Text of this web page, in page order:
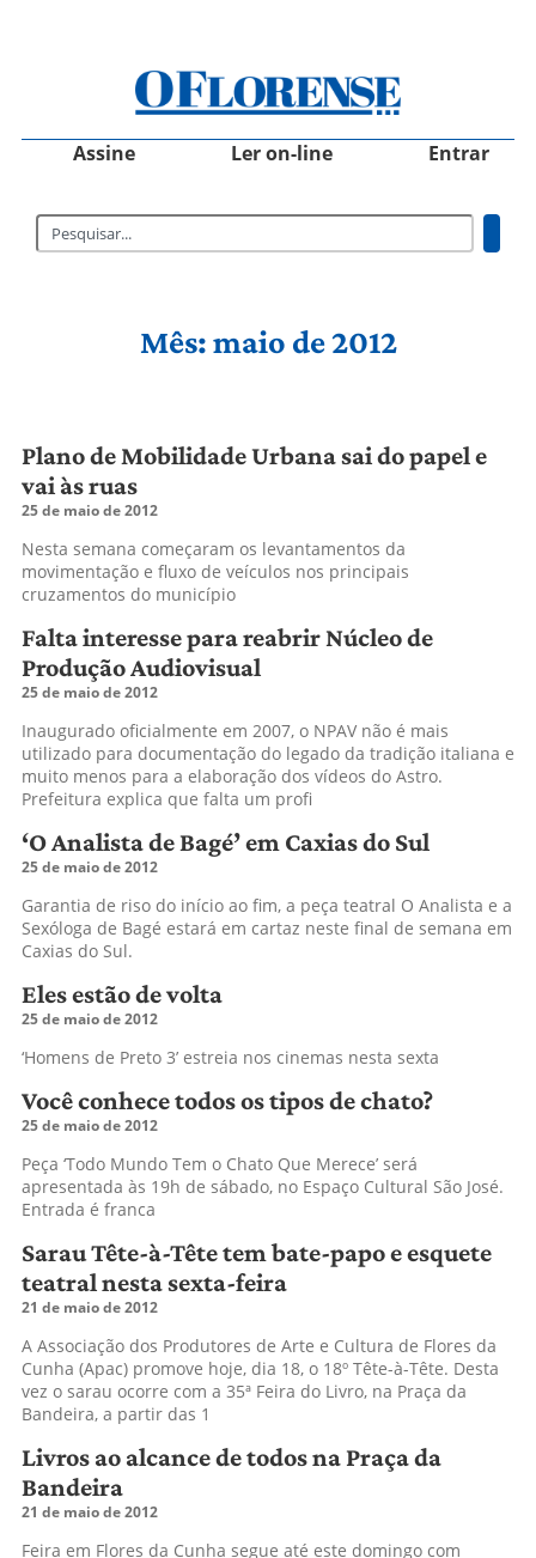
Assine Ler on-line Entrar
Mês: maio de 2012
Plano de Mobilidade Urbana sai do papel e
vai às ruas
25 de maio de 2012
Nesta semana começaram os levantamentos da
movimentação e fluxo de veículos nos principais
cruzamentos do município
Falta interesse para reabrir Núcleo de
Produção Audiovisual
25 de maio de 2012
Inaugurado oficialmente em 2007, o NPAV não é mais
utilizado para documentação do legado da tradição italiana e
muito menos para a elaboração dos vídeos do Astro.
Prefeitura explica que falta um profi
‘O Analista de Bagé’ em Caxias do Sul
25 de maio de 2012
Garantia de riso do início ao fim, a peça teatral O Analista e a
Sexóloga de Bagé estará em cartaz neste final de semana em
Caxias do Sul.
Eles estão de volta
25 de maio de 2012
‘Homens de Preto 3’ estreia nos cinemas nesta sexta
Você conhece todos os tipos de chato?
25 de maio de 2012
Peça ‘Todo Mundo Tem o Chato Que Merece’ será
apresentada às 19h de sábado, no Espaço Cultural São José.
Entrada é franca
Sarau Tête-à-Tête tem bate-papo e esquete
teatral nesta sexta-feira
21 de maio de 2012
A Associação dos Produtores de Arte e Cultura de Flores da
Cunha (Apac) promove hoje, dia 18, o 18º Tête-à-Tête. Desta
vez o sarau ocorre com a 35ª Feira do Livro, na Praça da
Bandeira, a partir das 1
Livros ao alcance de todos na Praça da
Bandeira
21 de maio de 2012
Feira em Flores da Cunha segue até este domingo com